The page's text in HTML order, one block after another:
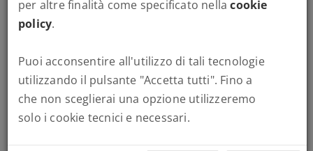
MARATONE
Quando vuoi partire:
per altre finalità come specificato nellacookie
policy.
Puoi acconsentire all'utilizzo di tali tecnologie
utilizzando il pulsante "Accetta tutti". Fino a
che non sceglierai una opzione utilizzeremo
solo i cookie tecnici e necessari.